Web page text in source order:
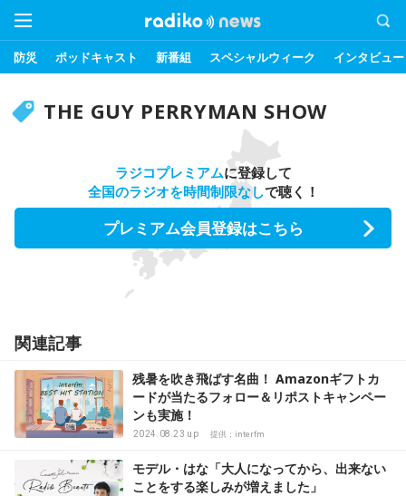
防災 ポッドキャスト 新番組 スペシャルウィーク インタビュー
THE GUY PERRYMAN SHOW
ラジコプレミアムに登録して
全国のラジオを時間制限なしで聴く！
プレミアム会員登録はこちら
関連記事
残暑を吹き飛ばす名曲！ Amazonギフトカ
ードが当たるフォロー＆リポストキャンペー
ンも実施！
2024.08.23 up 提供：interfm
モデル・はな「大人になってから、出来ない
ことをする楽しみが増えました」